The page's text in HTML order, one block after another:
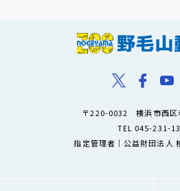
〒220-0032 横浜市西区
TEL 045-231-
指定管理者｜公益財団法人